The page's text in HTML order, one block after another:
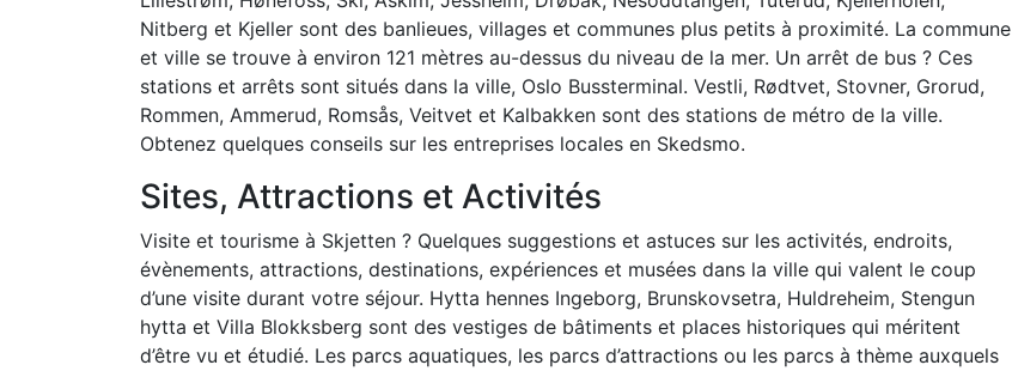
Nitberg et Kjeller sont des banlieues, villages et communes plus petits à proximité. La commune
et ville se trouve à environ 121 mètres au-dessus du niveau de la mer. Un arrêt de bus ? Ces
stations et arrêts sont situés dans la ville, Oslo Bussterminal. Vestli, Rødtvet, Stovner, Grorud,
Rommen, Ammerud, Romsås, Veitvet et Kalbakken sont des stations de métro de la ville.
Obtenez quelques conseils sur les entreprises locales en Skedsmo.
Sites, Attractions et Activités
Visite et tourisme à Skjetten ? Quelques suggestions et astuces sur les activités, endroits,
évènements, attractions, destinations, expériences et musées dans la ville qui valent le coup
d’une visite durant votre séjour. Hytta hennes Ingeborg, Brunskovsetra, Huldreheim, Stengun
hytta et Villa Blokksberg sont des vestiges de bâtiments et places historiques qui méritent
d’être vu et étudié. Les parcs aquatiques, les parcs d’attractions ou les parcs à thème auxquels